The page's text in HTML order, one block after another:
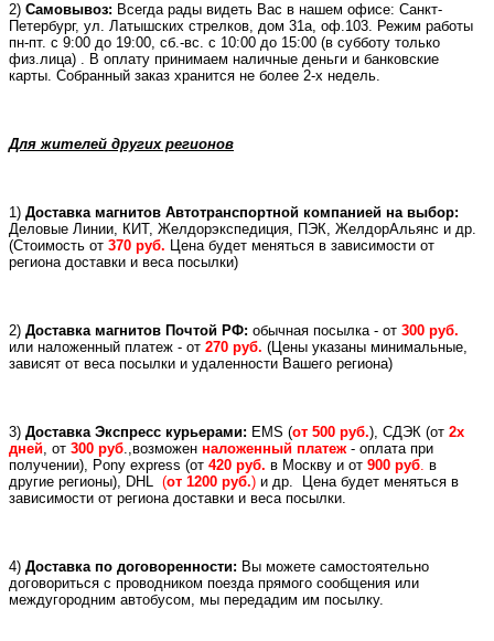
2) Самовывоз: Всегда рады видеть Вас в нашем офисе: Санкт-
Петербург, ул. Латышских стрелков, дом 31а, оф.103. Режим работы
пн-пт. с 9:00 до 19:00, сб.-вс. с 10:00 до 15:00 (в субботу только
физ.лица) . В оплату принимаем наличные деньги и банковские
карты. Собранный заказ хранится не более 2-х недель.
Для жителей других регионов
1) Доставка магнитов Автотранспортной компанией на выбор:
Деловые Линии, КИТ, Желдорэкспедиция, ПЭК, ЖелдорАльянс и др.
(Стоимость от 370 руб. Цена будет меняться в зависимости от
региона доставки и веса посылки)
2) Доставка магнитов Почтой РФ: обычная посылка - от 300 руб.
или наложенный платеж - от 270 руб. (Цены указаны минимальные,
зависят от веса посылки и удаленности Вашего региона)
3) Доставка Экспресс курьерами: EMS (от 500 руб.), СДЭК (от 2х
дней, от 300 руб.,возможен наложенный платеж- оплата при
получении), Pony express (от 420 руб. в Москву и от 900 руб. в
другие регионы), DHL (от 1200 руб.) и др.
Цена будет меняться в
зависимости от региона доставки и веса посылки.
4) Доставка по договоренности: Вы можете самостоятельно
договориться с проводником поезда прямого сообщения или
междугородним автобусом, мы передадим им посылку.